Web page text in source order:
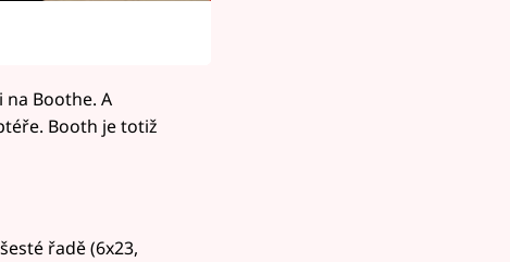
Boothe. A
Booth je totiž
řadě (6x23,